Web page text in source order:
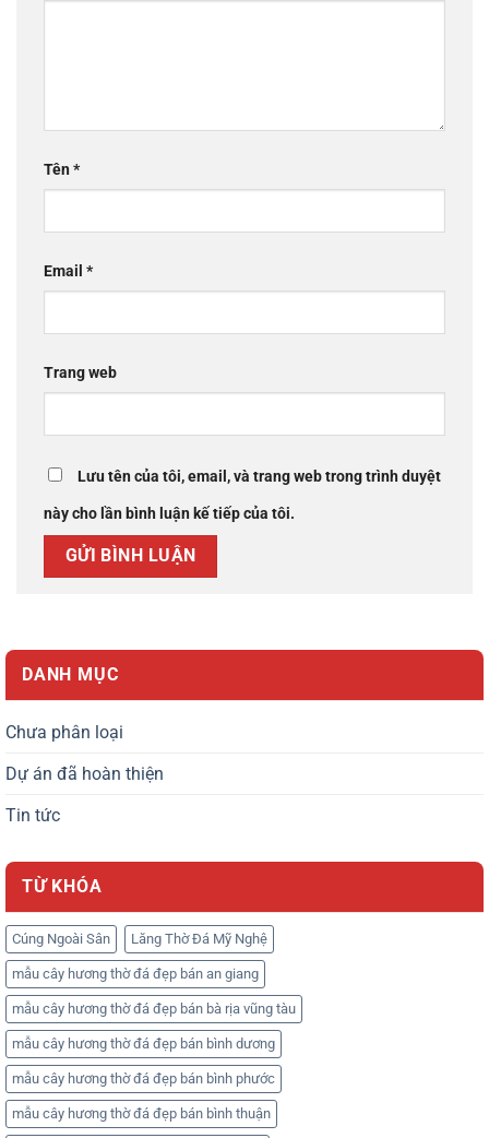
DANH MỤC
Chưa phân loại
Dự án đã hoàn thiện
Tin tức
TỪ KHÓA
Cúng Ngoài Sân Lăng Thờ Đá Mỹ Nghệ
mẫu cây hương thờ đá đẹp bán an giang
mẫu cây hương thờ đá đẹp bán bà rịa vũng tàu
mẫu cây hương thờ đá đẹp bán bình dương
mẫu cây hương thờ đá đẹp bán bình phước
mẫu cây hương thờ đá đẹp bán bình thuận
Tên*
Email *
Trang web
Lưu tên của tôi, email, và trang web trong trình duyệt
này cho lần bình luận kế tiếp của tôi.